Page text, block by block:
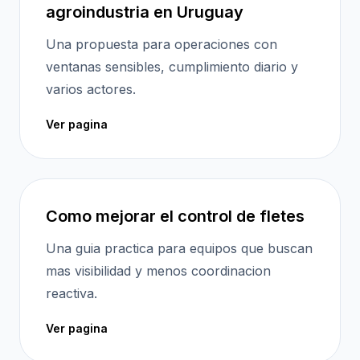
agroindustria en Uruguay
Una propuesta para operaciones con
ventanas sensibles, cumplimiento diario y
varios actores.
Ver pagina
Como mejorar el control de fletes
Una guia practica para equipos que buscan
mas visibilidad y menos coordinacion
reactiva.
Ver pagina